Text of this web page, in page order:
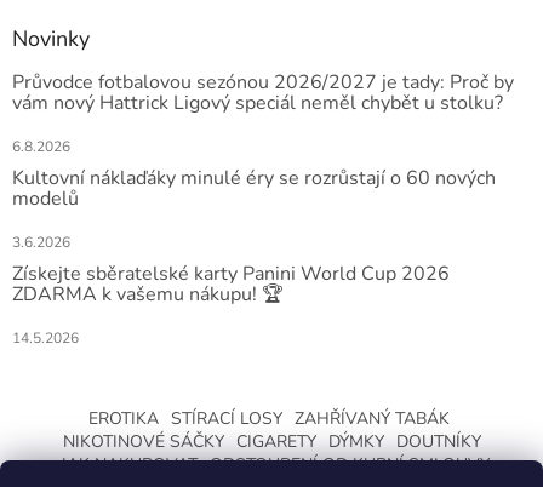
Novinky
Průvodce fotbalovou sezónou 2026/2027 je tady: Proč by
vám nový Hattrick Ligový speciál neměl chybět u stolku?
6.8.2026
Kultovní náklaďáky minulé éry se rozrůstají o 60 nových
modelů
3.6.2026
Získejte sběratelské karty Panini World Cup 2026
ZDARMA k vašemu nákupu! 🏆
14.5.2026
EROTIKA STÍRACÍ LOSY ZAHŘÍVANÝ TABÁK
NIKOTINOVÉ SÁČKY CIGARETY DÝMKY
DOUTNÍKY
JAK NAKUPOVAT ODSTOUPENÍ OD KUPNÍ SMLOUVY